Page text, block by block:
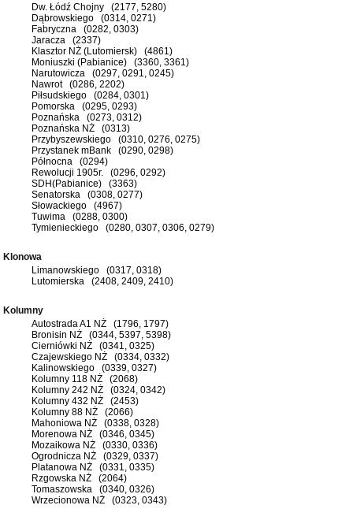
Dw. Łódź Chojny (2177, 5280)
Dąbrowskiego (0314, 0271)
Fabryczna (0282, 0303)
Jaracza (2337)
Klasztor NŻ (Lutomiersk) (4861)
Moniuszki (Pabianice) (3360, 3361)
Narutowicza (0297, 0291, 0245)
Nawrot (0286, 2202)
Piłsudskiego (0284, 0301)
Pomorska (0295, 0293)
Poznańska (0273, 0312)
Poznańska NŻ (0313)
Przybyszewskiego (0310, 0276, 0275)
Przystanek mBank (0290, 0298)
Północna (0294)
Rewolucji 1905r. (0296, 0292)
SDH(Pabianice) (3363)
Senatorska (0308, 0277)
Słowackiego (4967)
Tuwima (0288, 0300)
Tymienieckiego (0280, 0307, 0306, 0279)
Klonowa
Limanowskiego (0317, 0318)
Lutomierska (2408, 2409, 2410)
Kolumny
Autostrada A1 NŻ (1796, 1797)
Bronisin NŻ (0344, 5397, 5398)
Cierniówki NŻ (0341, 0325)
Czajewskiego NŻ (0334, 0332)
Kalinowskiego (0339, 0327)
Kolumny 118 NŻ (2068)
Kolumny 242 NŻ (0324, 0342)
Kolumny 432 NŻ (2453)
Kolumny 88 NŻ (2066)
Mahoniowa NŻ (0338, 0328)
Morenowa NŻ (0346, 0345)
Mozaikowa NŻ (0330, 0336)
Ogrodnicza NŻ (0329, 0337)
Platanowa NŻ (0331, 0335)
Rzgowska NŻ (2064)
Tomaszowska (0340, 0326)
Wrzecionowa NŻ (0323, 0343)